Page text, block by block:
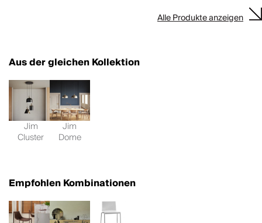
Alle Produkte anzeigen
Aus der gleichen Kollektion
Jim
Cluster
Jim
Dome
Empfohlen Kombinationen